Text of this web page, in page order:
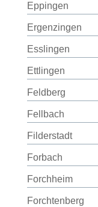
Eppingen
Ergenzingen
Esslingen
Ettlingen
Feldberg
Fellbach
Filderstadt
Forbach
Forchheim
Forchtenberg